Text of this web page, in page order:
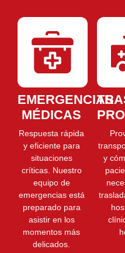
EMERGENCIAS
MÉDICAS
Respuesta rápida
y eficiente para
situaciones
críticas. Nuestro
equipo de
emergencias está
preparado para
asistir en los
momentos más
delicados.
y